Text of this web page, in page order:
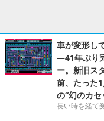
車が変形し
―41年ぶり
ー。新旧ス
前、たった
の“幻のカ
長い時を経て